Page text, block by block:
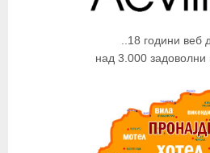
..18 години веб
над 3.000 задоволни